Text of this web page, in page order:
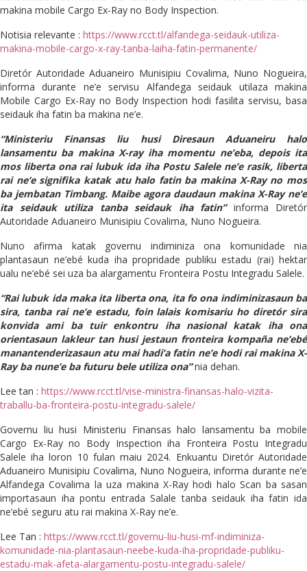
makina mobile Cargo Ex-Ray no Body Inspection.
Notisia relevante : https://www.rcct.tl/alfandega-seidauk-utiliza-
makina-mobile-cargo-x-ray-tanba-laiha-fatin-permanente/
Diretór Autoridade Aduaneiro Munisipiu Covalima, Nuno Nogueira,
informa durante ne’e servisu Alfandega seidauk utilaza makina
Mobile Cargo Ex-Ray no Body Inspection hodi fasilita servisu, basa
seidauk iha fatin ba makina ne’e.
“Ministeriu Finansas liu husi Diresaun Aduaneiru halo
lansamentu ba makina X-ray iha momentu ne’eba, depois ita
mos liberta ona rai lubuk ida iha Postu Salele ne’e rasik, liberta
rai ne’e signifika katak atu halo fatin ba makina X-Ray no mos
ba jembatan Timbang. Maibe agora daudaun makina X-Ray ne’e
ita seidauk utiliza tanba seidauk iha fatin” informa Diretór
Autoridade Aduaneiro Munisipiu Covalima, Nuno Nogueira.
Nuno afirma katak governu indiminiza ona komunidade nia
plantasaun ne’ebé kuda iha propridade publiku estadu (rai) hektar
ualu ne’ebé sei uza ba alargamentu Fronteira Postu Integradu Salele.
“Rai lubuk ida maka ita liberta ona, ita fo ona indiminizasaun ba
sira, tanba rai ne’e estadu, foin lalais komisariu ho diretór sira
konvida ami ba tuir enkontru iha nasional katak iha ona
orientasaun lakleur tan husi jestaun fronteira kompaña ne’ebé
manantenderizasaun atu mai hadi’a fatin ne’e hodi rai makina X-
Ray ba nune’e ba futuru bele utiliza ona”nia dehan.
Lee tan : https://www.rcct.tl/vise-ministra-finansas-halo-vizita-
traballu-ba-fronteira-postu-integradu-salele/
Governu liu husi Ministeriu Finansas halo lansamentu ba mobile
Cargo Ex-Ray no Body Inspection iha Fronteira Postu Integradu
Salele iha loron 10 fulan maiu 2024. Enkuantu Diretór Autoridade
Aduaneiro Munisipiu Covalima, Nuno Nogueira, informa durante ne’e
Alfandega Covalima la uza makina X-Ray hodi halo Scan ba sasan
importasaun iha pontu entrada Salale tanba seidauk iha fatin ida
ne’ebé seguru atu rai makina X-Ray ne’e.
Lee Tan : https://www.rcct.tl/governu-liu-husi-mf-indiminiza-
komunidade-nia-plantasaun-neebe-kuda-iha-propridade-publiku-
estadu-mak-afeta-alargamentu-postu-integradu-salele/